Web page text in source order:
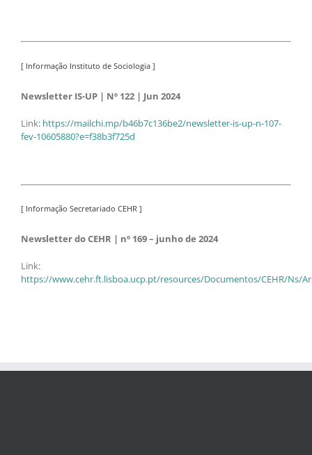
[ Informação Instituto de Sociologia ]
Newsletter IS-UP | Nº 122 | Jun 2024
Link: https://mailchi.mp/b46b7c136be2/newsletter-is-up-n-107-
fev-10605880?e=f38b3f725d
[ Informação Secretariado CEHR ]
Newsletter do CEHR | nº 169 – junho de 2024
Link:
https://www.cehr.ft.lisboa.ucp.pt/resources/Documentos/CEHR/Ns/